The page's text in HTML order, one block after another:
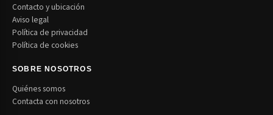
Contacto y ubicación
Aviso legal
Política de privacidad
Política de cookies
SOBRE NOSOTROS
Quiénes somos
Contacta con nosotros